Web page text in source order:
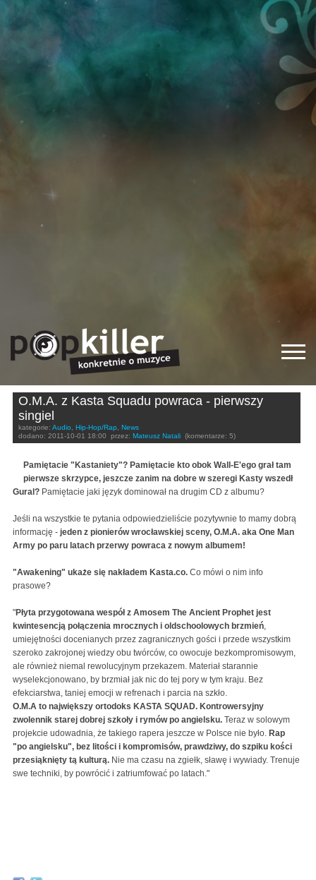
O.M.A. z Kasta Squadu powraca - pierwszy
singiel
kategorie: Audio, Hip-Hop/Rap, News
dodano: 2011-10-01 18:00 przez: Mateusz Natali (komentarze: 5)
Pamiętacie "Kastaniety"? Pamiętacie kto obok Wall-E'ego grał tam
pierwsze skrzypce, jeszcze zanim na dobre w szeregi Kasty wszedł
Gural? Pamiętacie jaki język dominował na drugim CD z albumu?
Jeśli na wszystkie te pytania odpowiedzieliście pozytywnie to mamy dobrą
informację - jeden z pionierów wrocławskiej sceny, O.M.A. aka One Man
Army po paru latach przerwy powraca z nowym albumem!
"Awakening" ukaże się nakładem Kasta.co. Co mówi o nim info
prasowe?
"Płyta przygotowana wespół z Amosem The Ancient Prophet jest
kwintesencją połączenia mrocznych i oldschoolowych brzmień,
umiejętności docenianych przez zagranicznych gości i przede wszystkim
szeroko zakrojonej wiedzy obu twórców, co owocuje bezkompromisowym,
ale również niemal rewolucyjnym przekazem. Materiał starannie
wyselekcjonowano, by brzmiał jak nic do tej pory w tym kraju. Bez
efekciarstwa, taniej emocji w refrenach i parcia na szkło.
O.M.A to największy ortodoks KASTA SQUAD. Kontrowersyjny
zwolennik starej dobrej szkoły i rymów po angielsku. Teraz w solowym
projekcie udowadnia, że takiego rapera jeszcze w Polsce nie było. Rap
"po angielsku", bez litości i kompromisów, prawdziwy, do szpiku kości
przesiąknięty tą kulturą. Nie ma czasu na zgiełk, sławę i wywiady. Trenuje
swe techniki, by powrócić i zatriumfować po latach."